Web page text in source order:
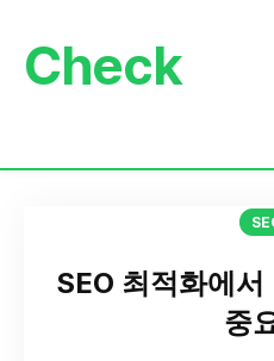
Check
SEO 최적화에
중